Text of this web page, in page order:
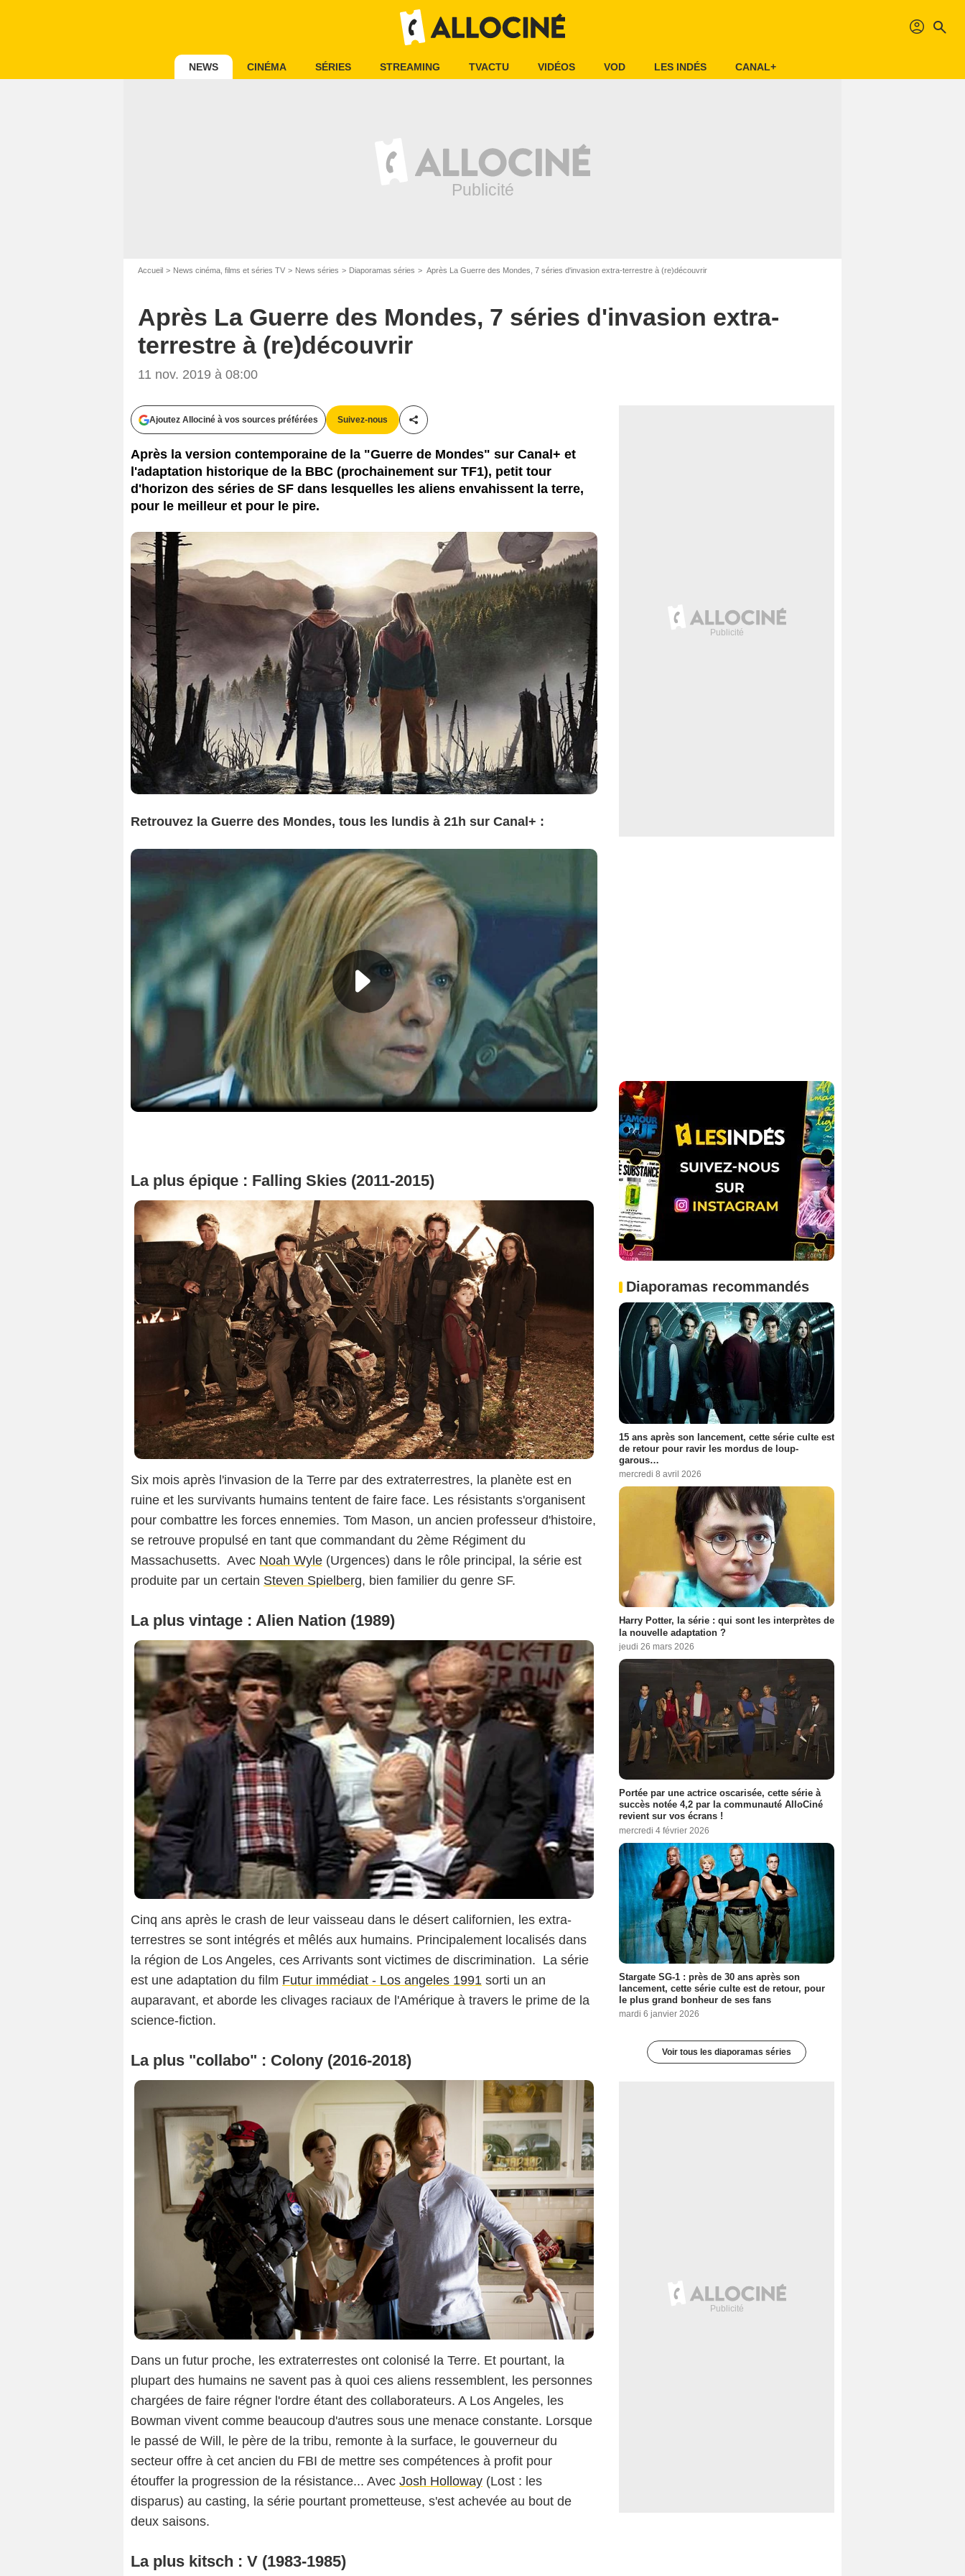
profil search
NEWS CINÉMA SÉRIES STREAMING TVACTU VIDÉOS VOD LES INDÉS CANAL+
Accueil News cinéma, films et séries TV News séries Diaporamas séries Après La Guerre des Mondes, 7 séries d'invasion extra-terrestre à (re)découvrir
Après La Guerre des Mondes, 7 séries d'invasion extra-
terrestre à (re)découvrir
11 nov. 2019 à 08:00
Ajoutez Allociné à vos sources préférées Suivez-nous
Partager cet article
Après la version contemporaine de la "Guerre de Mondes" sur Canal+ et
l'adaptation historique de la BBC (prochainement sur TF1), petit tour
d'horizon des séries de SF dans lesquelles les aliens envahissent la terre,
pour le meilleur et pour le pire.
Retrouvez la Guerre des Mondes, tous les lundis à 21h sur Canal+ :
La plus épique : Falling Skies (2011-2015)
Six mois après l'invasion de la Terre par des extraterrestres, la planète est en
ruine et les survivants humains tentent de faire face. Les résistants s'organisent
pour combattre les forces ennemies. Tom Mason, un ancien professeur d'histoire,
se retrouve propulsé en tant que commandant du 2ème Régiment du
Massachusetts. Avec Noah Wyle (Urgences) dans le rôle principal, la série est
produite par un certain Steven Spielberg, bien familier du genre SF.
La plus vintage : Alien Nation (1989)
Cinq ans après le crash de leur vaisseau dans le désert californien, les extra-
terrestres se sont intégrés et mêlés aux humains. Principalement localisés dans
la région de Los Angeles, ces Arrivants sont victimes de discrimination. La série
est une adaptation du film Futur immédiat - Los angeles 1991 sorti un an
auparavant, et aborde les clivages raciaux de l'Amérique à travers le prime de la
science-fiction.
La plus "collabo" : Colony (2016-2018)
Dans un futur proche, les extraterrestes ont colonisé la Terre. Et pourtant, la
plupart des humains ne savent pas à quoi ces aliens ressemblent, les personnes
chargées de faire régner l'ordre étant des collaborateurs. A Los Angeles, les
Bowman vivent comme beaucoup d'autres sous une menace constante. Lorsque
le passé de Will, le père de la tribu, remonte à la surface, le gouverneur du
secteur offre à cet ancien du FBI de mettre ses compétences à profit pour
étouffer la progression de la résistance... Avec Josh Holloway (Lost : les
disparus) au casting, la série pourtant prometteuse, s'est achevée au bout de
deux saisons.
La plus kitsch : V (1983-1985)
Diaporamas recommandés
15 ans après son lancement, cette série culte est
de retour pour ravir les mordus de loup-
garous…
mercredi 8 avril 2026
Harry Potter, la série : qui sont les interprètes de
la nouvelle adaptation ?
jeudi 26 mars 2026
Portée par une actrice oscarisée, cette série à
succès notée 4,2 par la communauté AlloCiné
revient sur vos écrans !
mercredi 4 février 2026
Stargate SG-1 : près de 30 ans après son
lancement, cette série culte est de retour, pour
le plus grand bonheur de ses fans
mardi 6 janvier 2026
Voir tous les diaporamas séries